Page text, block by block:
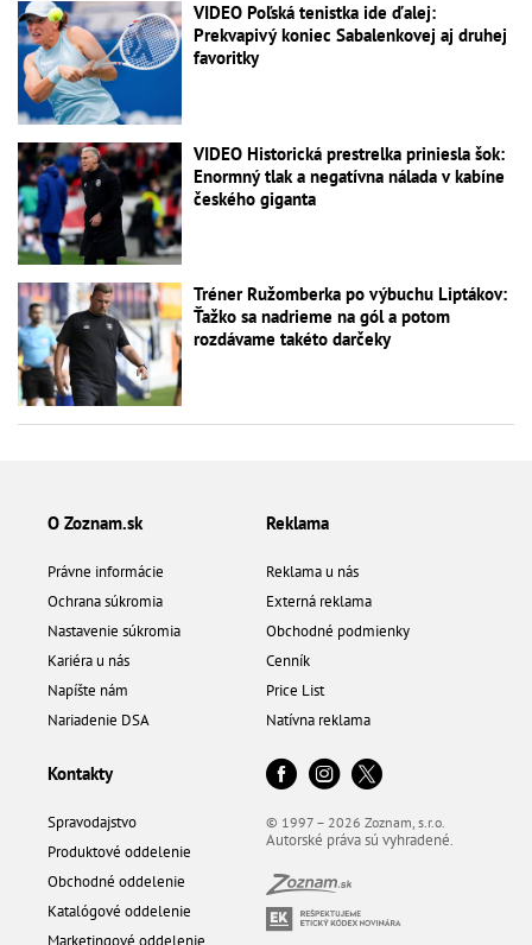
VIDEO Poľská tenistka ide ďalej:
Prekvapivý koniec Sabalenkovej aj druhej
favoritky
VIDEO Historická prestrelka priniesla šok:
Enormný tlak a negatívna nálada v kabíne
českého giganta
Tréner Ružomberka po výbuchu Liptákov:
Ťažko sa nadrieme na gól a potom
rozdávame takéto darčeky
O Zoznam.sk
Právne informácie
Ochrana súkromia
Nastavenie súkromia
Kariéra u nás
Napíšte nám
Nariadenie DSA
Reklama
Reklama u nás
Externá reklama
Obchodné podmienky
Cenník
Price List
Natívna reklama
Kontakty
Spravodajstvo
Produktové oddelenie
Obchodné oddelenie
Katalógové oddelenie
Marketingové oddelenie
© 1997 – 2026 Zoznam, s.r.o.
Autorské práva sú vyhradené.